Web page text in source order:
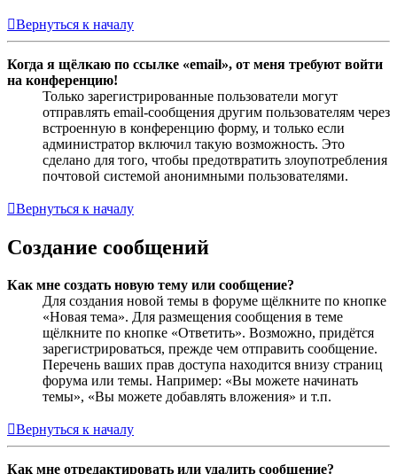
Вернуться к началу
Когда я щёлкаю по ссылке «email», от меня требуют войти
на конференцию!
Только зарегистрированные пользователи могут
отправлять email-сообщения другим пользователям через
встроенную в конференцию форму, и только если
администратор включил такую возможность. Это
сделано для того, чтобы предотвратить злоупотребления
почтовой системой анонимными пользователями.
Вернуться к началу
Создание сообщений
Как мне создать новую тему или сообщение?
Для создания новой темы в форуме щёлкните по кнопке
«Новая тема». Для размещения сообщения в теме
щёлкните по кнопке «Ответить». Возможно, придётся
зарегистрироваться, прежде чем отправить сообщение.
Перечень ваших прав доступа находится внизу страниц
форума или темы. Например: «Вы можете начинать
темы», «Вы можете добавлять вложения» и т.п.
Вернуться к началу
Как мне отредактировать или удалить сообщение?